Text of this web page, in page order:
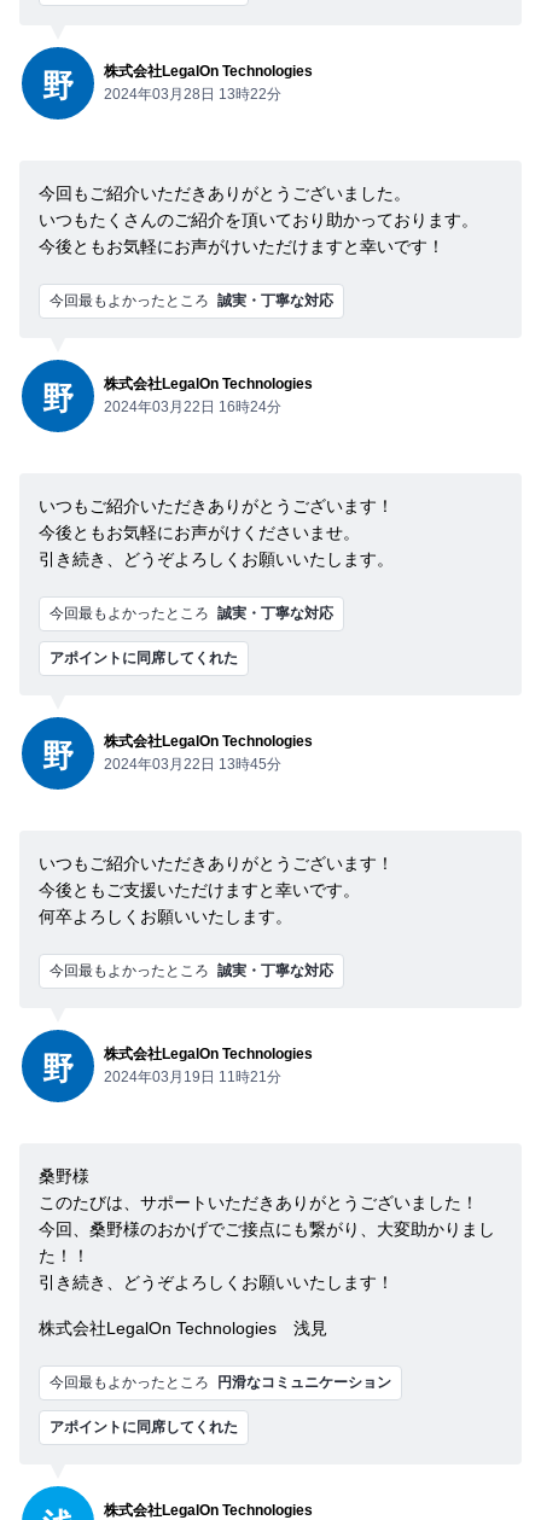
野
株式会社LegalOn Technologies
2024年03月28日 13時22分
今回もご紹介いただきありがとうございました。
いつもたくさんのご紹介を頂いており助かっております。
今後ともお気軽にお声がけいただけますと幸いです！
今回最もよかったところ 誠実・丁寧な対応
野
株式会社LegalOn Technologies
2024年03月22日 16時24分
いつもご紹介いただきありがとうございます！
今後ともお気軽にお声がけくださいませ。
引き続き、どうぞよろしくお願いいたします。
今回最もよかったところ 誠実・丁寧な対応
アポイントに同席してくれた
野
株式会社LegalOn Technologies
2024年03月22日 13時45分
いつもご紹介いただきありがとうございます！
今後ともご支援いただけますと幸いです。
何卒よろしくお願いいたします。
今回最もよかったところ 誠実・丁寧な対応
野
株式会社LegalOn Technologies
2024年03月19日 11時21分
桑野様
このたびは、サポートいただきありがとうございました！
今回、桑野様のおかげでご接点にも繋がり、大変助かりまし
た！！
引き続き、どうぞよろしくお願いいたします！
株式会社LegalOn Technologies 浅見
今回最もよかったところ 円滑なコミュニケーション
アポイントに同席してくれた
株式会社LegalOn Technologies